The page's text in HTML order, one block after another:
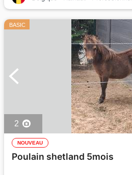
BASIC
2
NOUVEAU
Poulain shetland 5mois